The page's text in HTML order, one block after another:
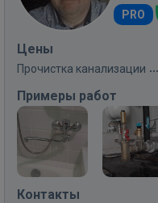
PRO
Цены
Прочистка канализации
Примеры работ
Контакты